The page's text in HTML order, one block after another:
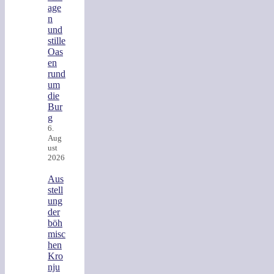
age
n
und
stille
Oas
en
rund
um
die
Bur
g
6.
Aug
ust
2026
Aus
stell
ung
der
böh
misc
hen
Kro
nju